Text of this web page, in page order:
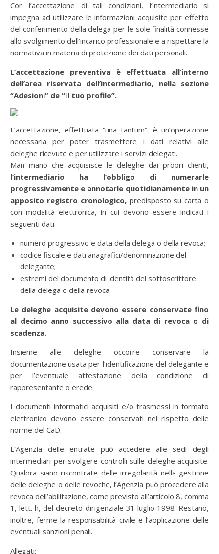
Con l’accettazione di tali condizioni, l’intermediario si
impegna ad utilizzare le informazioni acquisite per effetto
del conferimento della delega per le sole finalità connesse
allo svolgimento dell’incarico professionale e a rispettare la
normativa in materia di protezione dei dati personali.
L’accettazione preventiva è effettuata all’interno
dell’area riservata dell’intermediario, nella sezione
“Adesioni” de “Il tuo profilo”.
L’accettazione, effettuata “una tantum”, è un’operazione
necessaria per poter trasmettere i dati relativi alle
deleghe ricevute e per utilizzare i servizi delegati.
Man mano che acquisisce le deleghe dai propri clienti,
l’intermediario ha l’obbligo di numerarle
progressivamente e annotarle quotidianamente in un
apposito registro cronologico, predisposto su carta o
con modalità elettronica, in cui devono essere indicati i
seguenti dati:
numero progressivo e data della delega o della revoca;
codice fiscale e dati anagrafici/denominazione del
delegante;
estremi del documento di identità del sottoscrittore
della delega o della revoca.
Le deleghe acquisite devono essere conservate fino
al decimo anno successivo alla data di revoca o di
scadenza.
Insieme alle deleghe occorre conservare la
documentazione usata per l’identificazione del delegante e
per l’eventuale attestazione della condizione di
rappresentante o erede.
I documenti informatici acquisiti e/o trasmessi in formato
elettronico devono essere conservati nel rispetto delle
norme del CaD.
L’Agenzia delle entrate può accedere alle sedi degli
intermediari per svolgere controlli sulle deleghe acquisite.
Qualora siano riscontrate delle irregolarità nella gestione
delle deleghe o delle revoche, l’Agenzia può procedere alla
revoca dell’abilitazione, come previsto all’articolo 8, comma
1, lett. h, del decreto dirigenziale 31 luglio 1998. Restano,
inoltre, ferme la responsabilità civile e l’applicazione delle
eventuali sanzioni penali.
Allegati: